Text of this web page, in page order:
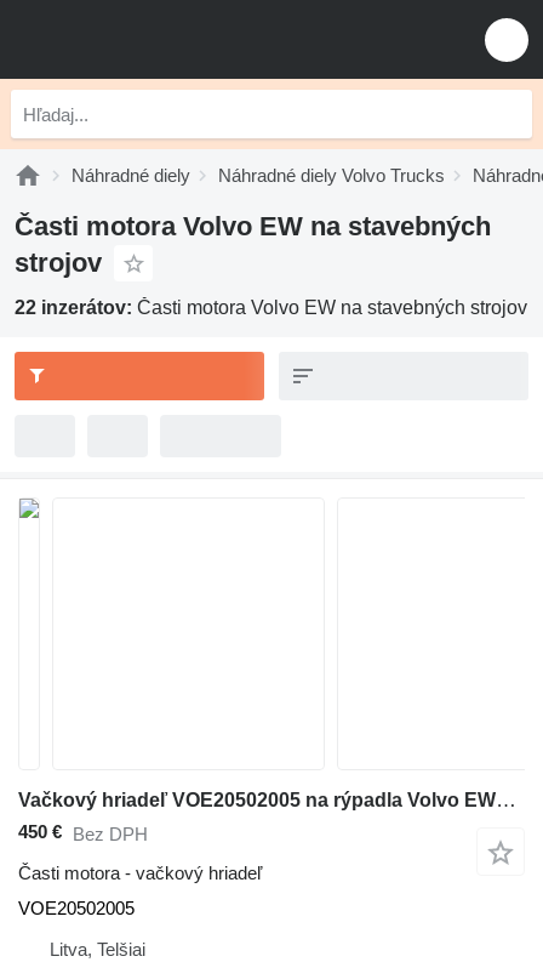
Náhradné diely Náhradné diely Volvo Trucks
Časti motora Volvo EW na stavebných
strojov
22 inzerátov: Časti motora Volvo EW na stavebných strojov
Vačkový hriadeľ VOE20502005 na rýpadla Volvo EW160B
450 € Bez DPH
Časti motora - vačkový hriadeľ
VOE20502005
Litva, Telšiai